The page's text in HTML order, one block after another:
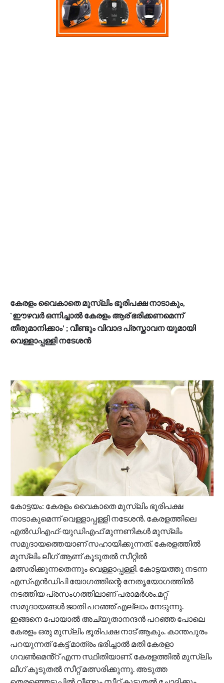
കേരളം വൈകാതെ മുസ്ലിം ഭൂരിപക്ഷ നാടാകും,
`ഈഴവർ ഒന്നിച്ചാൽ കേരളം ആര് ഭരിക്കണമെന്ന്
തീരുമാനിക്കാം' ; വീണ്ടും വിവാദ പ്രസ്താവന യുമായി
വെള്ളാപ്പള്ളി നടേശൻ
കോ‌ട്ടയം: കേരളം വൈകാതെ മുസ്ലിം ഭൂരിപക്ഷ
നാടാകുമെന്ന് വെള്ളാപ്പള്ളി നടേശൻ. കേരളത്തിലെ
എൽഡിഎഫ്-യുഡിഎഫ് മുന്നണികൾ മുസ്ലിം
സമുദായത്തെയാണ് സഹായിക്കുന്നത്. കേരളത്തിൽ
മുസ്ലിം ലീഗ് ആണ് കൂടുതൽ സീറ്റിൽ
മത്സരിക്കുന്നതെന്നും വെള്ളാപ്പള്ളി. കോട്ടയത്തു നടന്ന
എസ്എൻഡിപി യോഗത്തിന്റെ നേതൃയോഗത്തിൽ
ന‌ടത്തിയ പ്രസം​ഗത്തിലാണ് പരാമർശം.മറ്റ്
സമുദായങ്ങൾ ജാതി പറഞ്ഞ് എല്ലാം നേടുന്നു.
ഇങ്ങനെ പോയാൽ അച്യുതാനന്ദൻ പറഞ്ഞ പോലെ
കേരളം ഒരു മുസ്ലിം ഭൂരിപക്ഷ നാട് ആകും. കാന്തപുരം
പറയുന്നത് കേട്ട് മാത്രം ഭരിച്ചാൽ മതി കേരളാ
ഗവൺമെൻ്റ് എന്ന സ്ഥിതിയാണ്. കേരളത്തിൽ മുസ്ലിം
ലീഗ് കൂടുതൽ സീറ്റ് മത്സരിക്കുന്നു. അടുത്ത